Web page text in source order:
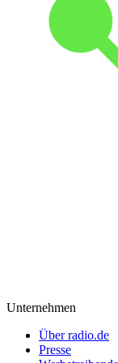
Unternehmen
Über radio.de
Presse